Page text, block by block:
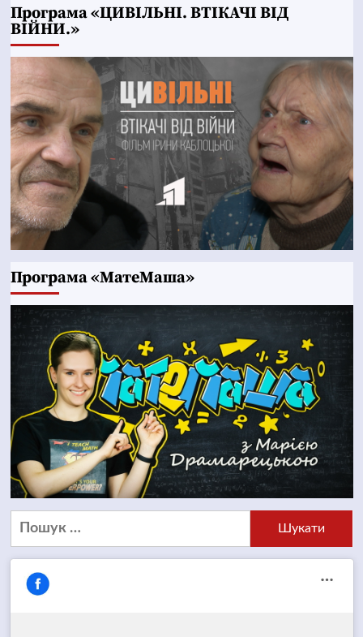
Програма «ЦИВІЛЬНІ. ВТІКАЧІ ВІД
ВІЙНИ.»
Програма «МатеМаша»
Пошук: